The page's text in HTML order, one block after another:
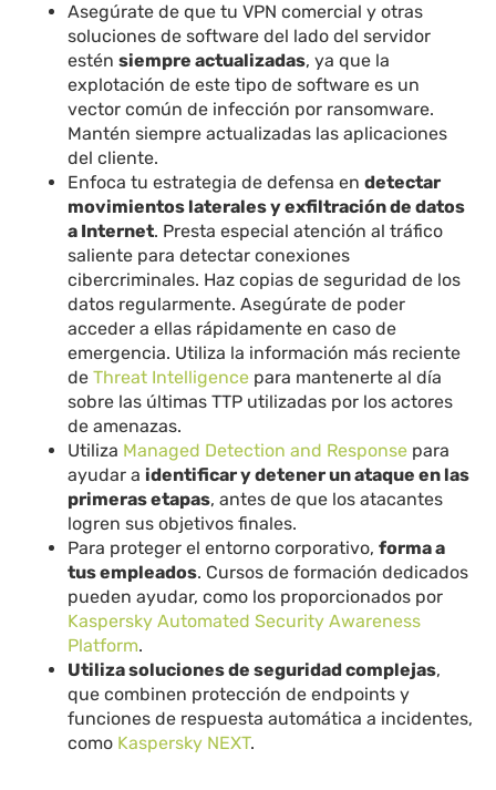
Asegúrate de que tu VPN comercial y otras
soluciones de software del lado del servidor
esténsiempre actualizadas, ya que la
explotación de este tipo de software es un
vector común de infección por ransomware.
Mantén siempre actualizadas las aplicaciones
del cliente.
Enfoca tu estrategia de defensa endetectar
movimientos laterales y exfiltración de datos
a Internet. Presta especial atención al tráfico
saliente para detectar conexiones
cibercriminales. Haz copias de seguridad de los
datos regularmente. Asegúrate de poder
acceder a ellas rápidamente en caso de
emergencia. Utiliza la información más reciente
deThreat Intelligence para mantenerte al día
sobre las últimas TTP utilizadas por los actores
de amenazas.
Utiliza Managed Detection and Response para
ayudar a identificar y detener un ataque en las
primeras etapas, antes de que los atacantes
logren sus objetivos finales.
Para proteger el entorno corporativo,forma a
tus empleados. Cursos de formación dedicados
pueden ayudar, como los proporcionados por
Kaspersky Automated Security Awareness
Platform.
Utiliza soluciones de seguridad complejas,
que combinen protección de endpoints y
funciones de respuesta automática a incidentes,
como Kaspersky NEXT.